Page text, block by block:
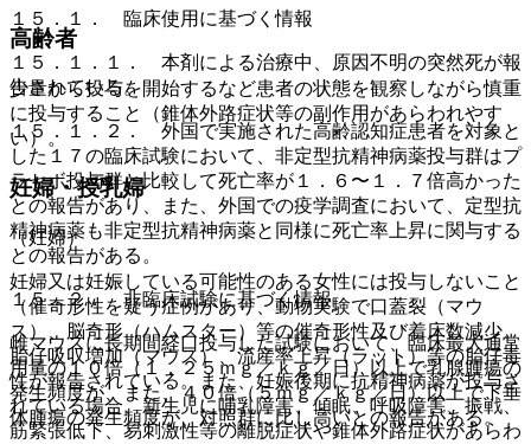
１５．１． 臨床使用に基づく情報
１５．１．１． 本剤による治療中、原因不明の突然死が報
告されている。
１５．１．２． 外国で実施された高齢認知症患者を対象と
した１７の臨床試験において、非定型抗精神病薬投与群はプ
ラセボ投与群と比較して死亡率が１．６〜１．７倍高かった
との報告があり、また、外国での疫学調査において、定型抗
精神病薬も非定型抗精神病薬と同様に死亡率上昇に関与する
との報告がある。
１５．２． 非臨床試験に基づく情報
雌マウスに長期間経口投与した試験において、臨床最大通常
用量の１０倍（１．２５ｍｇ／ｋｇ／日）以上で乳腺腫瘍の
発生頻度が、また、４０倍（５ｍｇ／ｋｇ／日）以上で下垂
体腫瘍の発生頻度が、対照群に比し高いとの報告がある。
高齢者
少量から投与を開始するなど患者の状態を観察しながら慎重
に投与すること（錐体外路症状等の副作用があらわれやす
い）。
妊婦・授乳婦
（妊婦）
妊婦又は妊娠している可能性のある女性には投与しないこと
（催奇形性を疑う症例があり、動物実験で口蓋裂（マウ
ス）、脳奇形（ハムスター）等の催奇形性及び着床数減少、
胎仔吸収増加（マウス）、流産率上昇（ラット）等の胎仔毒
性が報告されている。また、妊娠後期に抗精神病薬が投与さ
れている場合、新生児に哺乳障害、傾眠、呼吸障害、振戦、
筋緊張低下、易刺激性等の離脱症状や錐体外路症状があらわ